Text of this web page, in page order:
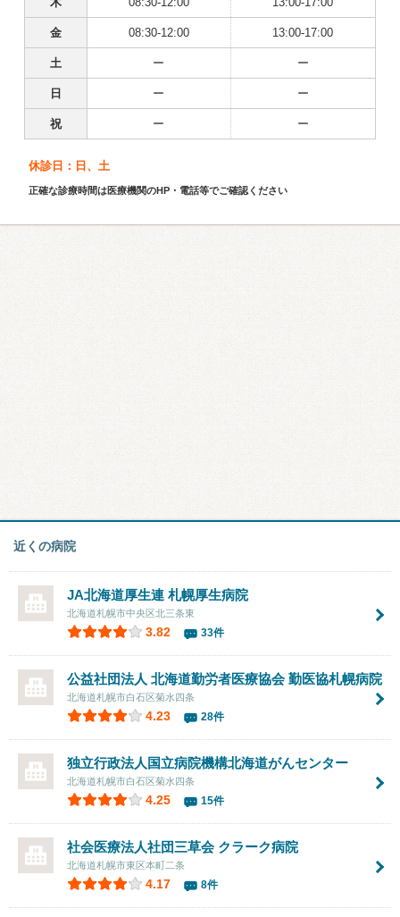
金 08:30-12:00 13:00-17:00
土 ー ー
日 ー ー
祝 ー ー
休診日：日、土
正確な診療時間は医療機関のHP・電話等でご確認ください
近くの病院
JA北海道厚生連 札幌厚生病院
北海道札幌市中央区北三条東
3.82 33件
公益社団法人 北海道勤労者医療協会勤医協札幌病院
北海道札幌市白石区菊水四条
4.23 28件
独立行政法人国立病院機構北海道がんセンター
北海道札幌市白石区菊水四条
4.25 15件
社会医療法人社団三草会 クラーク病院
北海道札幌市東区本町二条
4.17 8件